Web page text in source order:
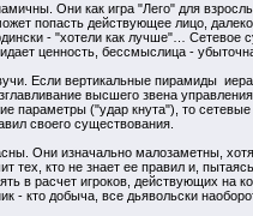
Они как игра "Лего" для
попасть действующее лицо,
- "хотели как лучше"… Сетевое
ценность, бессмыслица -
Если вертикальные пирамиды
высшего звена
параметры ("удар кнута"), то
своего существования.
Они изначально малозаметны,
тех, кто не знает ее правил и,
в расчет игроков, действующих на
- кто добыча, все дьявольски